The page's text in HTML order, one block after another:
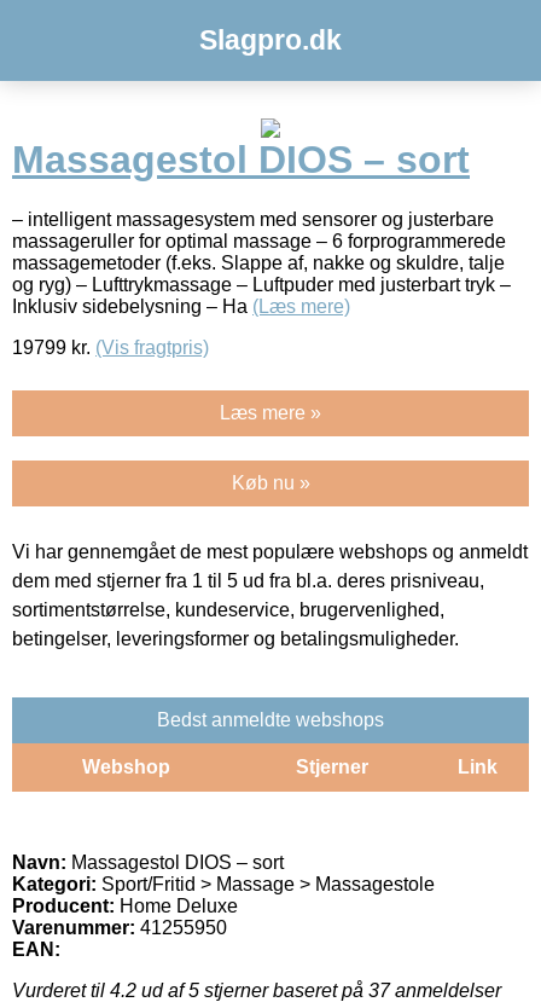
Slagpro.dk
Massagestol DIOS – sort
– intelligent massagesystem med sensorer og justerbare
massageruller for optimal massage – 6 forprogrammerede
massagemetoder (f.eks. Slappe af, nakke og skuldre, talje
og ryg) – Lufttrykmassage – Luftpuder med justerbart tryk –
Inklusiv sidebelysning – Ha (Læs mere)
19799 kr. (Vis fragtpris)
Læs mere »
Køb nu »
Vi har gennemgået de mest populære webshops og anmeldt
dem med stjerner fra 1 til 5 ud fra bl.a. deres prisniveau,
sortimentstørrelse, kundeservice, brugervenlighed,
betingelser, leveringsformer og betalingsmuligheder.
Bedst anmeldte webshops
Webshop Stjerner Link
Navn: Massagestol DIOS – sort
Kategori: Sport/Fritid > Massage > Massagestole
Producent: Home Deluxe
Varenummer: 41255950
EAN:
Vurderet til 4.2 ud af 5 stjerner baseret på 37anmeldelser